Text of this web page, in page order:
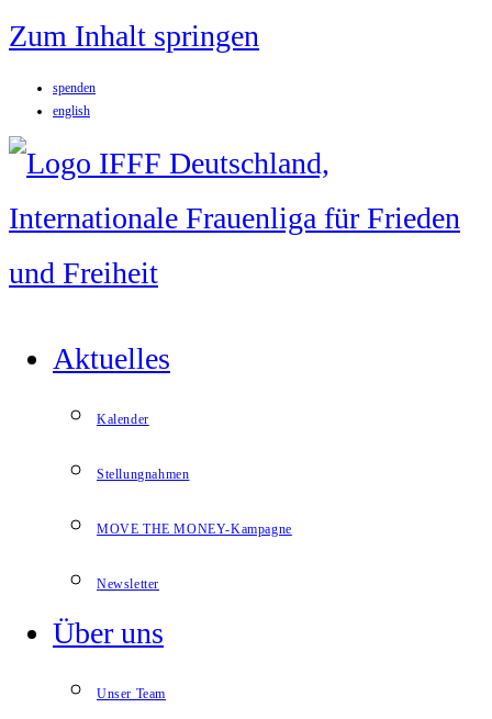
Zum Inhalt springen
spenden
english
Aktuelles
Kalender
Stellungnahmen
MOVE THE MONEY-Kampagne
Newsletter
Über uns
Unser Team